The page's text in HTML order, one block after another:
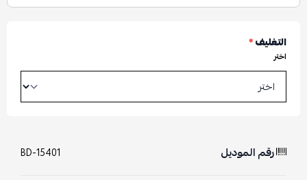
التغليف*
اختر
رقم الموديل BD-15401